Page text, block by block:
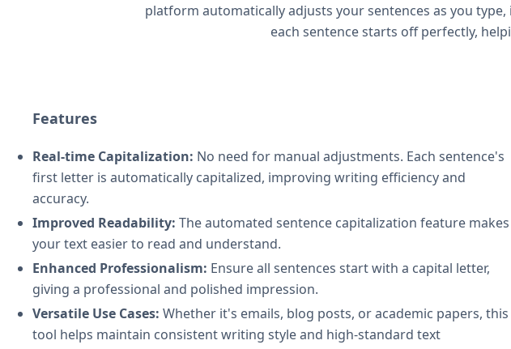
platform automatically adjusts your sentences as you
each sentence starts off perfectly,
Features
Real-time Capitalization: No need for manual adjustments. Each sentence's
first letter is automatically capitalized, improving writing efficiency and
accuracy.
Improved Readability: The automated sentence capitalization feature makes
your text easier to read and understand.
Enhanced Professionalism: Ensure all sentences start with a capital letter,
giving a professional and polished impression.
Versatile Use Cases: Whether it's emails, blog posts, or academic papers, this
tool helps maintain consistent writing style and high-standard text